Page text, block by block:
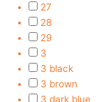
27
28
29
3
3 black
3 brown
3 dark blue